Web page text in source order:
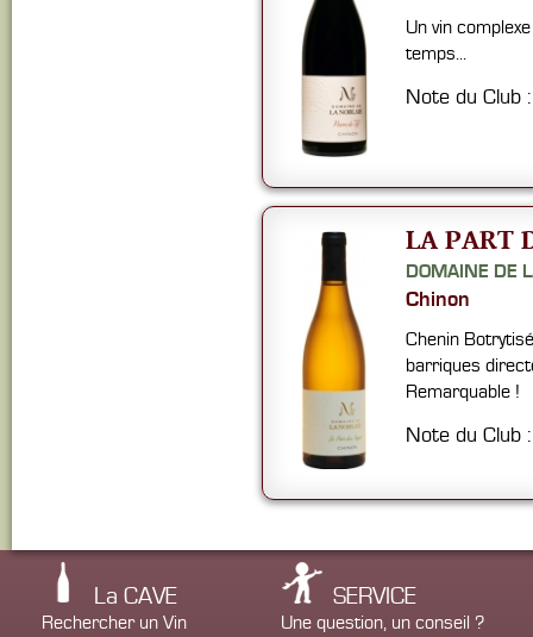
Un vin
temps...
Note du Club
LA PART
DOMAINE DE
Chinon
Chenin
barriques
Remarquable !
Note du Club
La CAVE
Rechercher un Vin
SERVICE
Une question, un conseil ?